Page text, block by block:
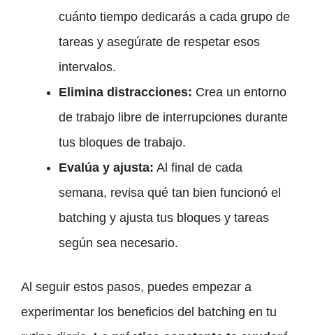
cuánto tiempo dedicarás a cada grupo de
tareas y asegúrate de respetar esos
intervalos.
Elimina distracciones: Crea un entorno
de trabajo libre de interrupciones durante
tus bloques de trabajo.
Evalúa y ajusta: Al final de cada
semana, revisa qué tan bien funcionó el
batching y ajusta tus bloques y tareas
según sea necesario.
Al seguir estos pasos, puedes empezar a
experimentar los beneficios del batching en tu